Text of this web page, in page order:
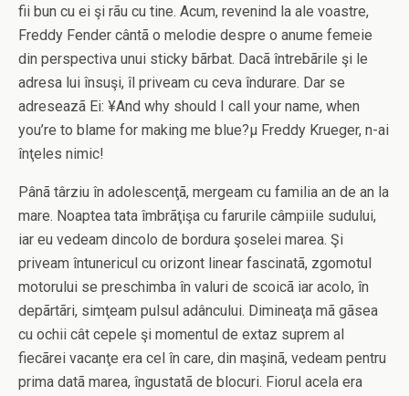
fii bun cu ei şi rãu cu tine. Acum, revenind la ale voastre,
Freddy Fender cântã o melodie despre o anume femeie
din perspectiva unui sticky bãrbat. Dacã întrebãrile şi le
adresa lui însuşi, îl priveam cu ceva îndurare. Dar se
adreseazã Ei: ¥And why should I call your name, when
you’re to blame for making me blue?µ Freddy Krueger, n-ai
înţeles nimic!
Pânã târziu în adolescenţã, mergeam cu familia an de an la
mare. Noaptea tata îmbrãţişa cu farurile câmpiile sudului,
iar eu vedeam dincolo de bordura şoselei marea. Şi
priveam întunericul cu orizont linear fascinatã, zgomotul
motorului se preschimba în valuri de scoicã iar acolo, în
depãrtãri, simţeam pulsul adâncului. Dimineaţa mã gãsea
cu ochii cât cepele şi momentul de extaz suprem al
fiecãrei vacanţe era cel în care, din maşinã, vedeam pentru
prima datã marea, îngustatã de blocuri. Fiorul acela era